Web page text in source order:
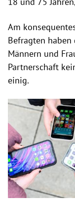
Am
Befragten haben
Männern und
Partnerschaft
einig.